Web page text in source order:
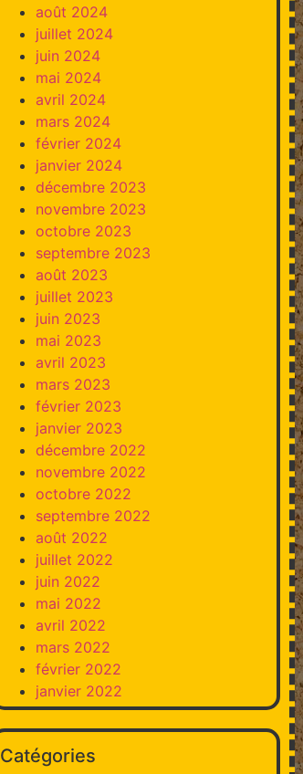
août 2024
juillet 2024
juin 2024
mai 2024
avril 2024
mars 2024
février 2024
janvier 2024
décembre 2023
novembre 2023
octobre 2023
septembre 2023
août 2023
juillet 2023
juin 2023
mai 2023
avril 2023
mars 2023
février 2023
janvier 2023
décembre 2022
novembre 2022
octobre 2022
septembre 2022
août 2022
juillet 2022
juin 2022
mai 2022
avril 2022
mars 2022
février 2022
janvier 2022
Catégories